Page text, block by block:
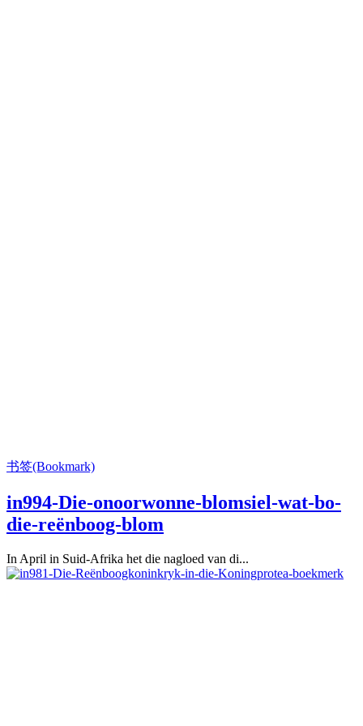
书签(Bookmark)
in994-Die-onoorwonne-blomsiel-wat-bo-
die-reënboog-blom
In April in Suid-Afrika het die nagloed van di...